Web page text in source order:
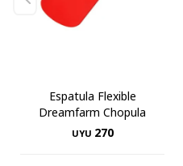
Espatula Flexible
Dreamfarm Chopula
UYU 270